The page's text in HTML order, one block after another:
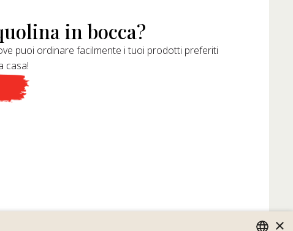
in bocca?
puoi ordinare facilmente i tuoi prodotti preferiti
casa!
×